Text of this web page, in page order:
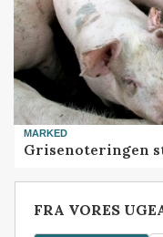
MARKED
Grisenoteringen
FRA VORES